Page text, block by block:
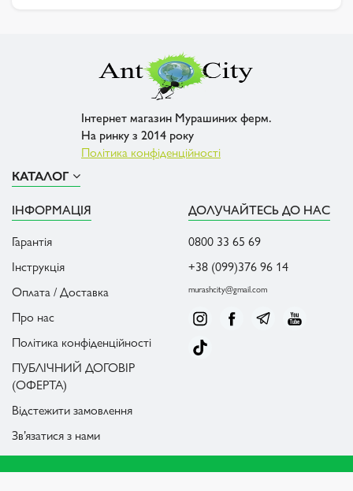
Інтернет магазин Мурашиних ферм.
На ринку з 2014 року
Політика конфіденційності
КАТАЛОГ
ІНФОРМАЦІЯ
Гарантія
Інструкція
Оплата / Доставка
Про нас
Політика конфіденційності
ПУБЛІЧНИЙ ДОГОВІР
(ОФЕРТА)
Відстежити замовлення
Зв’язатися з нами
ДОЛУЧАЙТЕСЬ ДО НАС
0800 33 65 69
+38 (099)376 96 14
murashcity@gmail.com